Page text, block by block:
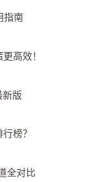
指南
高效！
新版
榜？
全对比